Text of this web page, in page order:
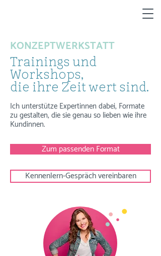
KONZEPTWERKSTATT
Trainings und
Workshops,
die ihre Zeit wert sind.
Ich unterstütze Expertinnen dabei, Formate
zu gestalten, die sie genau so lieben wie ihre
Kundinnen.
Zum passenden Format
Kennenlern-Gespräch vereinbaren